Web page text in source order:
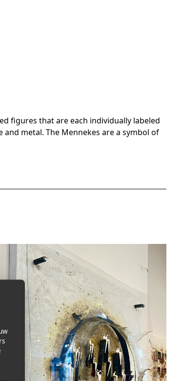
figures that are each individually labeled
metal. The Mennekes are a symbol of